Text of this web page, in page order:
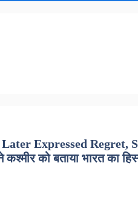
Expressed Regret,
को बताया भारत का